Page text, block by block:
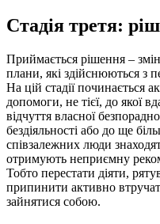
Стадія третя:
Приймається рішення –
плани, які здійснюються з
На цій стадії починається
допомоги, не тієї, до якої
відчуття власної
бездіяльності або до ще
співзалежних люди
отримують неприємну
Тобто перестати діяти,
припинити активно
зайнятися собою.